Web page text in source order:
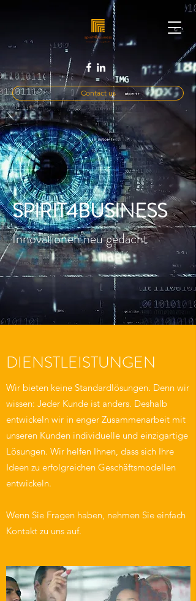
Contact us
DIENSTLEISTUNGEN
Wir bieten keine Standardlösungen. Denn wir
wissen: Jeder Kunde ist anders. Deshalb
entwickeln wir in enger Zusammenarbeit mit
unseren Kunden individuelle und einzigartige
Lösungen. Wir helfen Ihnen, dass sich Ihre
Ideen zu erfolgreichen Geschäftsmodellen
entwickeln.
Wenn Sie Fragen haben, nehmen Sie einfach
Kontakt zu uns auf.
SPIRIT4BUSINESS
Innovationen neu gedacht